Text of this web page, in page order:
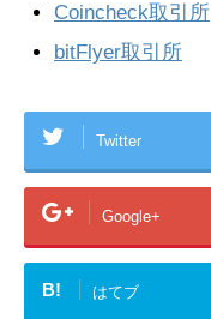
Coincheck取引所
bitFlyer取引所
Twitter
Google+
B! はてブ